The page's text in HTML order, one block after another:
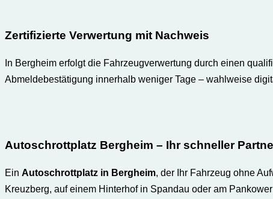
Zertifizierte Verwertung mit Nachweis
In Bergheim erfolgt die Fahrzeugverwertung durch einen
Abmeldebestätigung innerhalb weniger Tage – wahlweise
Autoschrottplatz Bergheim – Ihr schneller
Ein Autoschrottplatz in Bergheim, der Ihr Fahrzeug ohne
Kreuzberg, auf einem Hinterhof in Spandau oder am